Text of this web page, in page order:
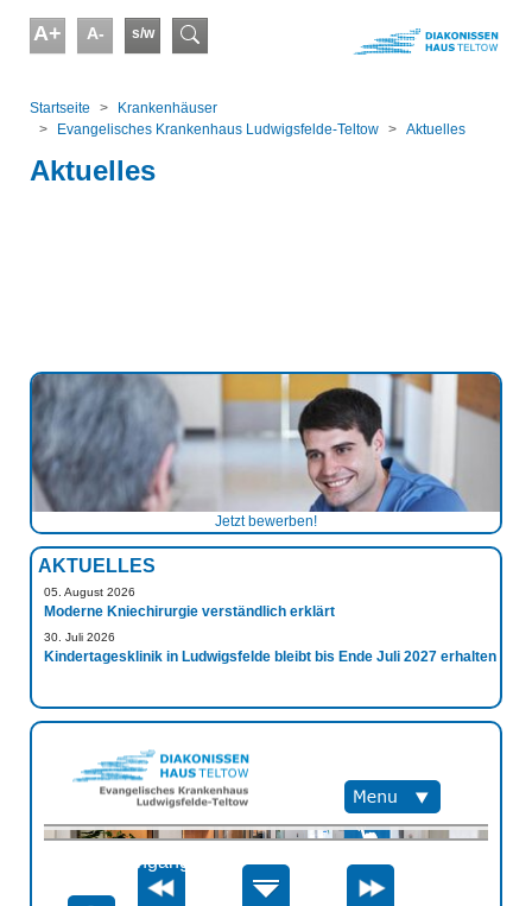
A+ A- s/w Suchformular
Startseite
Kranken­häuser
Evangelisches Krankenhaus Ludwigsfelde-Teltow
Aktuelles
Aktuelles
Jetzt bewerben!
AKTUELLES
05. August 2026
Moderne Kniechirurgie verständlich erklärt
30. Juli 2026
Kindertagesklinik in Ludwigsfelde bleibt bis Ende Juli 2027 erhalten